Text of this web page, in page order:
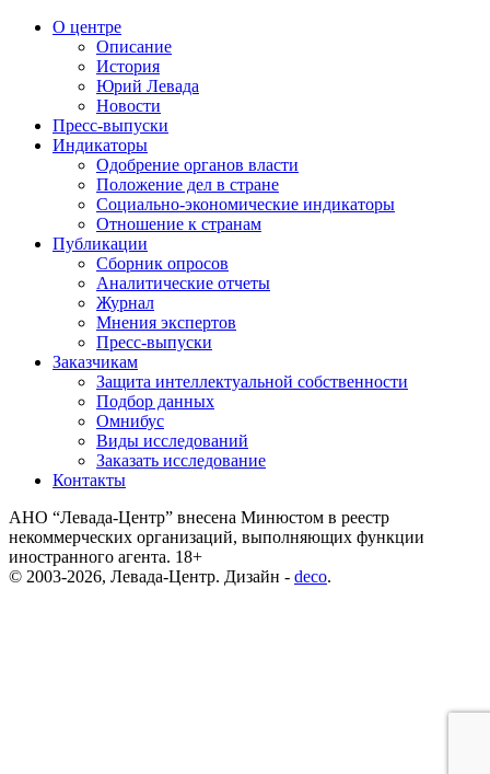
О центре
Описание
История
Юрий Левада
Новости
Пресс-выпуски
Индикаторы
Одобрение органов власти
Положение дел в стране
Социально-экономические индикаторы
Отношение к странам
Публикации
Сборник опросов
Аналитические отчеты
Журнал
Мнения экспертов
Пресс-выпуски
Заказчикам
Защита интеллектуальной собственности
Подбор данных
Омнибус
Виды исследований
Заказать исследование
Контакты
АНО “Левада-Центр” внесена Минюстом в реестр
некоммерческих организаций, выполняющих функции
иностранного агента. 18+
© 2003-2026, Левада-Центр. Дизайн - deco.